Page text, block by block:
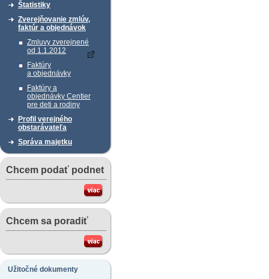
Štatistiky
Zverejňovanie zmlúv,
faktúr a objednávok
Zmluvy zverejnené
od 1.1.2012
Faktúry
a objednávky
Faktúry a
objednávky Centier
pre deti a rodiny
Profil verejného
obstarávateľa
Správa majetku
Chcem podať podnet
Chcem sa poradiť
Užitočné dokumenty